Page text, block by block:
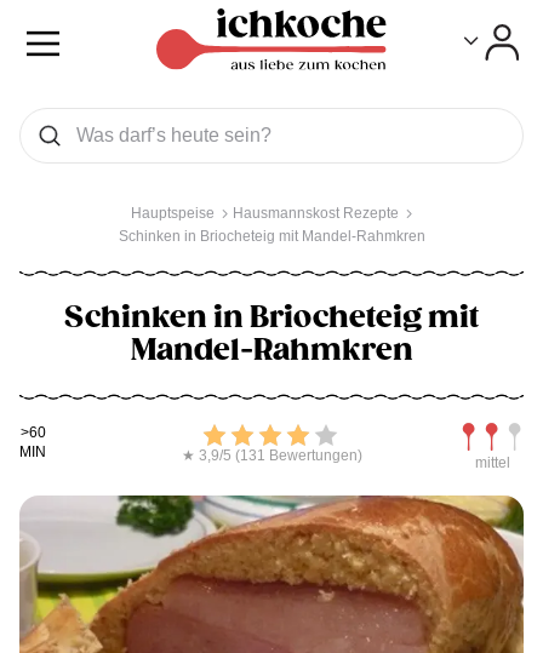
Was wollen Sie suchen
Suchen
Hauptspeise
Hausmannskost Rezepte
Schinken in Briocheteig mit Mandel-Rahmkren
Schinken in Briocheteig mit
Mandel-Rahmkren
Kochdauer
>60
MIN
Bewerten
★ 3,9/5 (131 Bewertungen) mittel